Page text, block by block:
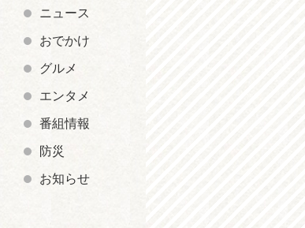
ニュース
おでかけ
グルメ
エンタメ
番組情報
防災
お知らせ